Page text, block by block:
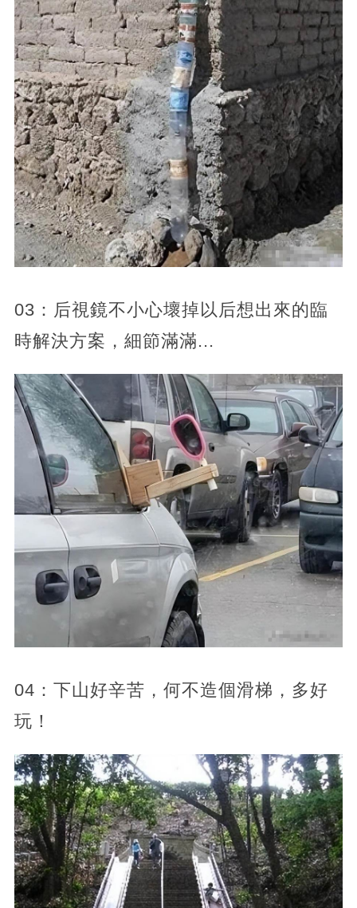
03：后視鏡不小心壞掉以后想出來的臨
時解決方案，細節滿滿...
04：下山好辛苦，何不造個滑梯，多好
玩！